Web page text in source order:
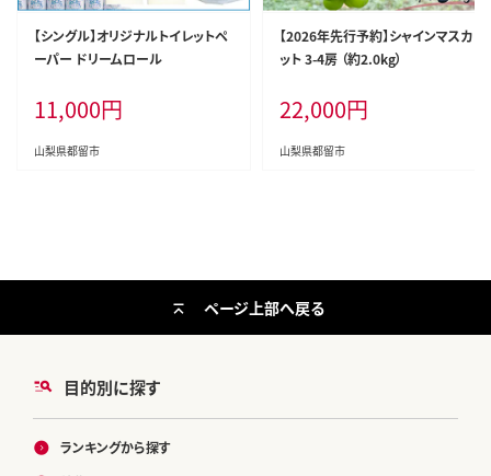
【シングル】オリジナルトイレットペ
ーパー ドリームロール
11,000円
山梨県都留市
【2026年先行予約】シャインマスカ
ット 3-4房 （約2.0kg）
22,000円
山梨県都留市
目的別に探す
ランキングから探す
ページ上部へ戻る